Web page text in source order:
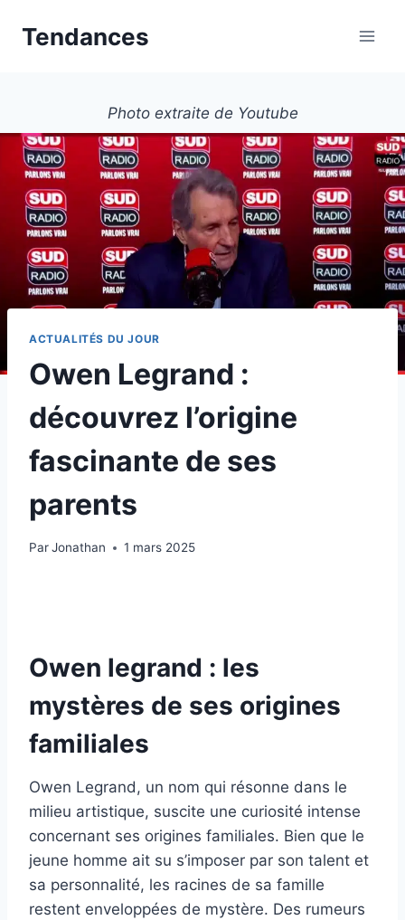
Tendances
Photo extraite de Youtube
ACTUALITÉS DU JOUR
Owen Legrand :
découvrez l’origine
fascinante de ses
parents
ParJonathan 1 mars 2025
Owen legrand : les
mystères de ses origines
familiales
Owen Legrand, un nom qui résonne dans le
milieu artistique, suscite une curiosité intense
concernant ses origines familiales. Bien que le
jeune homme ait su s’imposer par son talent et
sa personnalité, les racines de sa famille
restent enveloppées de mystère. Des rumeurs